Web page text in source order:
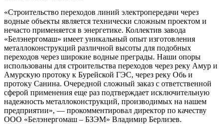
«Строительство переходов линий электропередачи через
водные объекты является технически сложным проектом и
нечасто применяется в энергетике. Коллектив завода
«Белэнергомаш» имеет уникальный опыт изготовления
металлоконструкций различной высоты для подобных
переходов через широкие водные преграды. Наши опоры
использованы для строительства переходов через реку Амур и
Амурскую протоку к Бурейской ГЭС, через реку Обь и
протоку Санина. Очередной сложный заказ с ответственной
сферой применения еще раз подтверждает исключительную
надежность металлоконструкций, производимых на нашем
предприятии», — прокомментировал директор по качеству
ООО «Белэнергомаш – БЗЭМ» Владимир Берлизев.